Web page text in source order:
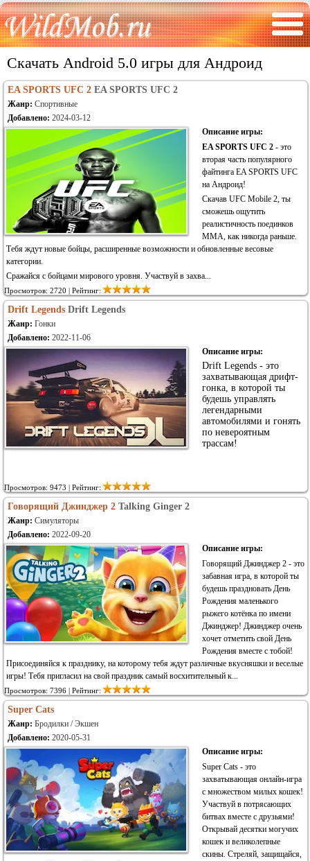
Скачать Android 5.0 игры для Андроид
EA SPORTS UFC 2 EA SPORTS UFC 2
Жанр: Спортивные
Добавлено: 2024-03-12
Описание игры:
EA SPORTS UFC 2 - это
вторая часть популярного
файтинга EA SPORTS UFC
на Андроид!
Скачав UFC Mobile 2, ты
сможешь ощутить
реалистичность поединков
ММА, как никогда раньше.
Тебя ждут новые бойцы, расширенные возможности и обновленные весовые
категории.
Сражайся с бойцами мирового уровня. Участвуй в захва...
Просмотров: 2720 | Рейтинг:
Drift Legends Drift Legends
Жанр: Гонки
Добавлено: 2022-11-06
Описание игры:
Drift Legends - это
захватывающая дрифт-
гонка, в которой ты
будешь управлять
легендарными
автомобилями и гонять
по невероятным
трассам!
Просмотров: 9473 | Рейтинг:
Говорящий Джинджер 2 Talking Ginger 2
Жанр: Симуляторы
Добавлено: 2022-09-20
Описание игры:
Говорящий Джинджер 2 - это
забавная игра, в которой ты
будешь праздновать День
Рождения маленького
рыжего котёнка по имени
Джинджер! Джинджер очень
хочет отметить свой День
Рождения вместе с тобой!
Присоединяйся к празднику, на которому тебя ждут различные вкусняшки и веселые
игры! Тебя пригласил на свой праздник самый восхитительный к...
Просмотров: 7396 | Рейтинг:
Super Cats
Жанр: Бродилки / Экшен
Добавлено: 2020-05-31
Описание игры:
Super Cats - это
захватывающая онлайн-игра
с множеством милых кошек!
Участвуй в потрясающих
битвах вместе с друзьями!
Открывай десятки могучих
кошек и великолепные
скины. Стреляй, защищайся,